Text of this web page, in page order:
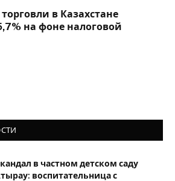
в Казахстане
на фоне налоговой
в частном детском саду
воспитательница с